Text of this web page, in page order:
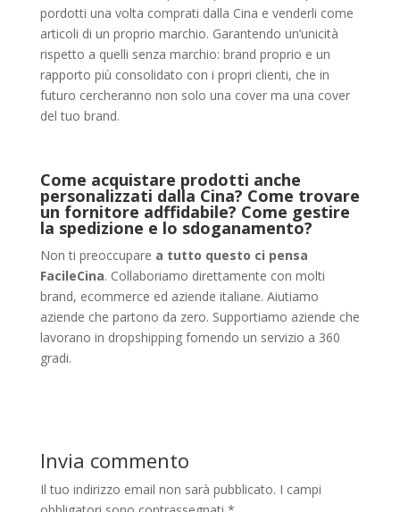
pordotti una volta comprati dalla Cina e venderli come
articoli di un proprio marchio. Garantendo un’unicità
rispetto a quelli senza marchio: brand proprio e un
rapporto più consolidato con i propri clienti, che in
futuro cercheranno non solo una cover ma una cover
del tuo brand.
Come acquistare prodotti anche
personalizzati dalla Cina? Come trovare
un fornitore adffidabile? Come gestire
la spedizione e lo sdoganamento?
Non ti preoccupare a tutto questo ci pensa
FacileCina. Collaboriamo direttamente con molti
brand, ecommerce ed aziende italiane. Aiutiamo
aziende che partono da zero. Supportiamo aziende che
lavorano in dropshipping fornendo un servizio a 360
gradi.
Invia commento
Il tuo indirizzo email non sarà pubblicato. I campi